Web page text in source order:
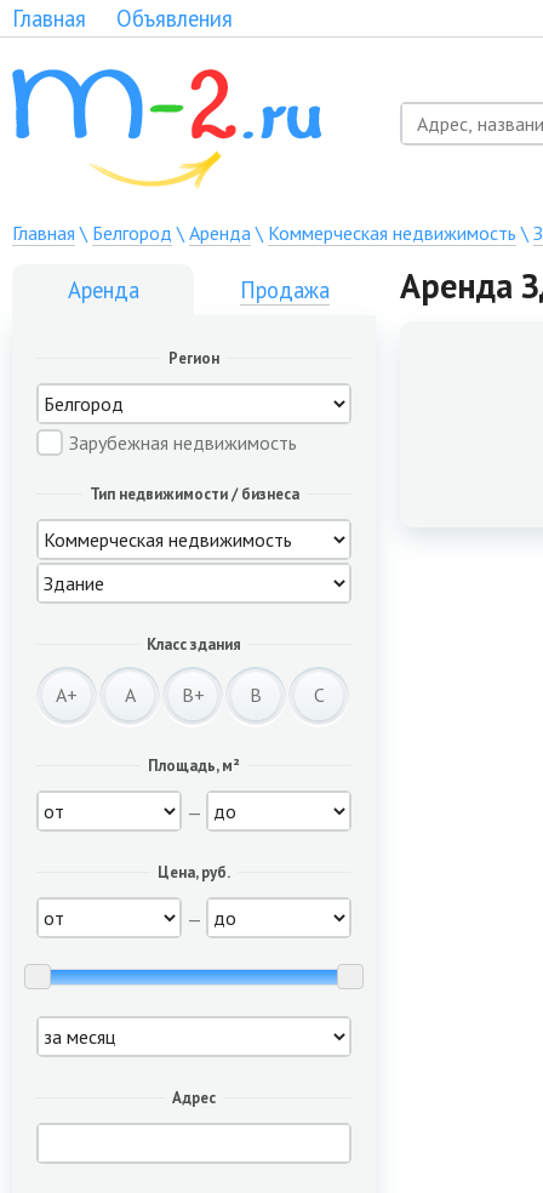
Главная Объявления
Главная \ Белгород \ Аренда\ Коммерческая недвижимость \
Аренда Продажа
Регион
Зарубежная недвижимость
Тип недвижимости / бизнеса
Класс здания
A+ A B+ B C
Площадь, м²
—
Цена, руб.
—
Адрес
Аренда